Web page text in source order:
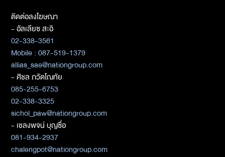
ติดต่อลงโฆษณา
- อัลเลียซ สะอิ
02-338-3561
Mobile : 087-519-1379
allias_sae@nationgroup.com
- ศิชล ภวัตโณทัย
085-255-6753
02-338-3325
sichol_paw@nationgroup.com
- เชลงพจน์ บุญซื่อ
081-934-2937
chalengpot@nationgroup.com